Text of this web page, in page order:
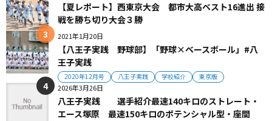
【夏レポート】西東京大会 都市大高ベスト16進出 接
戦を勝ち切り大会３勝
2021年1月20日
【八王子実践 野球部】「野球×ベースボール」#八
王子実践
2020年12月号 八王子実践 学校紹介 東京版
2026年3月26日
八王子実践 選手紹介最速140キロのストレート・
エース塚原 最速150キロのポテンシャル型・座間